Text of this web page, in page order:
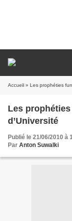
Accueil » Les prophéties
Les
d’Université
Publié le 21/06/2010 à
Par Anton Suwalki